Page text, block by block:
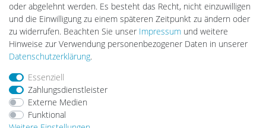
Impressum Daten­schutz­erklärung AGB
Barrierefreiheitserklärung
oder abgelehnt werden. Es besteht das Recht, nicht einzuwilligen
und die Einwilligung zu einem späteren Zeitpunkt zu ändern oder
zu widerrufen. Beachten Sie unser Impressum und weitere
Hinweise zur Verwendung personenbezogener Daten in unserer
Daten­schutz­erklärung.
Essenziell
Zahlungsdienstleister
Externe Medien
Funktional